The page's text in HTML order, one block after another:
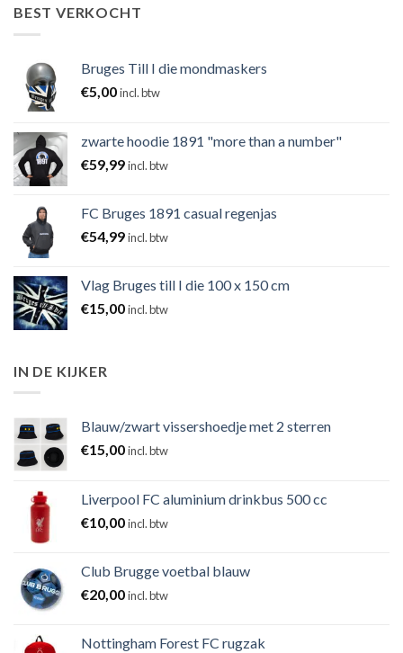
BEST VERKOCHT
Bruges Till I die mondmaskers
€5,00incl. btw
zwarte hoodie 1891 "more than a number"
€59,99incl. btw
FC Bruges 1891 casual regenjas
€54,99incl. btw
Vlag Bruges till I die 100 x 150 cm
€15,00incl. btw
IN DE KIJKER
Blauw/zwart vissershoedje met 2 sterren
€15,00incl. btw
Liverpool FC aluminium drinkbus 500 cc
€10,00incl. btw
Club Brugge voetbal blauw
€20,00incl. btw
Nottingham Forest FC rugzak